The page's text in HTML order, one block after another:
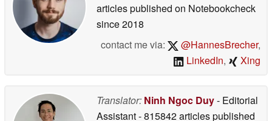
articles published on Notebookcheck
since 2018
contact me via:
@HannesBrecher,
LinkedIn, Xing
Translator: Ninh Ngoc Duy- Editorial
Assistant- 815842 articles published